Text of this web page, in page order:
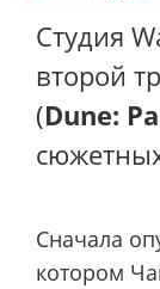
Студия
второй
(Dune:
Сначала
котором